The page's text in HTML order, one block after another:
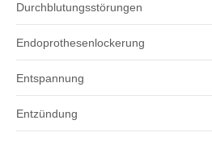
Durchblutungsstörungen
Endoprothesenlockerung
Entspannung
Entzündung